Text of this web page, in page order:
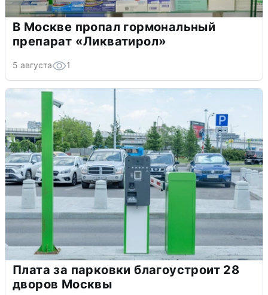
В Москве пропал гормональный
препарат «Ликватирол»
5 августа 1
Плата за парковки благоустроит 28
дворов Москвы